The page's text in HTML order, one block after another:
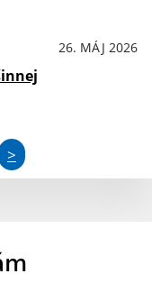
26. MÁJ 2026
>